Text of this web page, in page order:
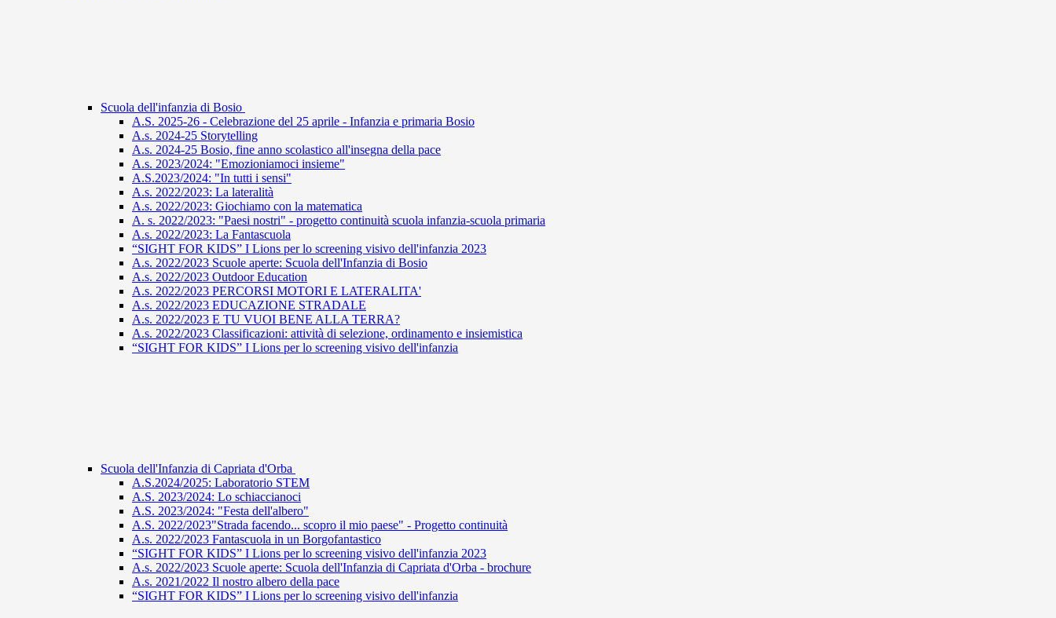
Scuola dell'infanzia di Bosio
A.S. 2025-26 - Celebrazione del 25 aprile - Infanzia e primaria Bosio
A.s. 2024-25 Storytelling
A.s. 2024-25 Bosio, fine anno scolastico all'insegna della pace
A.s. 2023/2024: "Emozioniamoci insieme"
A.S.2023/2024: "In tutti i sensi"
A.s. 2022/2023: La lateralità
A.s. 2022/2023: Giochiamo con la matematica
A. s. 2022/2023: "Paesi nostri" - progetto continuità scuola infanzia-scuola primaria
A.s. 2022/2023: La Fantascuola
“SIGHT FOR KIDS” I Lions per lo screening visivo dell'infanzia 2023
A.s. 2022/2023 Scuole aperte: Scuola dell'Infanzia di Bosio
A.s. 2022/2023 Outdoor Education
A.s. 2022/2023 PERCORSI MOTORI E LATERALITA'
A.s. 2022/2023 EDUCAZIONE STRADALE
A.s. 2022/2023 E TU VUOI BENE ALLA TERRA?
A.s. 2022/2023 Classificazioni: attività di selezione, ordinamento e insiemistica
“SIGHT FOR KIDS” I Lions per lo screening visivo dell'infanzia
Scuola dell'Infanzia di Capriata d'Orba
A.S.2024/2025: Laboratorio STEM
A.S. 2023/2024: Lo schiaccianoci
A.S. 2023/2024: "Festa dell'albero"
A.S. 2022/2023"Strada facendo... scopro il mio paese" - Progetto continuità
A.s. 2022/2023 Fantascuola in un Borgofantastico
“SIGHT FOR KIDS” I Lions per lo screening visivo dell'infanzia 2023
A.s. 2022/2023 Scuole aperte: Scuola dell'Infanzia di Capriata d'Orba - brochure
A.s. 2021/2022 Il nostro albero della pace
“SIGHT FOR KIDS” I Lions per lo screening visivo dell'infanzia